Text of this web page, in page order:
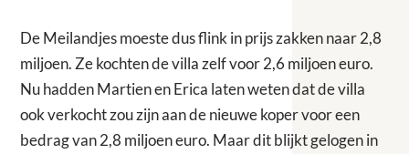
De Meilandjes moeste dus flink in prijs zakken naar 2,8
miljoen. Ze kochten de villa zelf voor 2,6 miljoen euro.
Nu hadden Martien en Erica laten weten dat de villa
ook verkocht zou zijn aan de nieuwe koper voor een
bedrag van 2,8 miljoen euro. Maar dit blijkt gelogen in